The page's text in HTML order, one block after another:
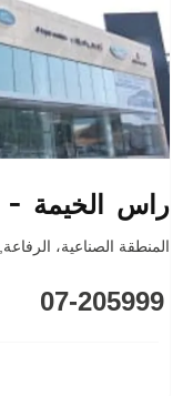
راس الخيمة -
المنطقة الصناعية، الرفاعة
07-205999